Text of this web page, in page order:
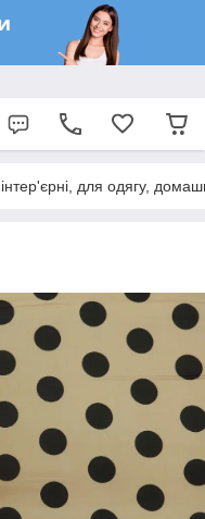
для одягу,